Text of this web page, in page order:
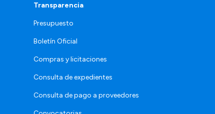
Transparencia
Presupuesto
Boletín Oficial
Compras y licitaciones
Consulta de expedientes
Consulta de pago a proveedores